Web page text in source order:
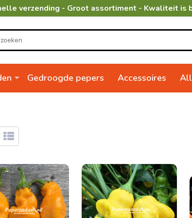
verzending - Groot assortiment - Kwaliteit is
Gedroogde pepers Accessoires